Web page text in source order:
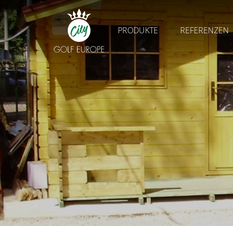
PRODUKTE REFERENZEN